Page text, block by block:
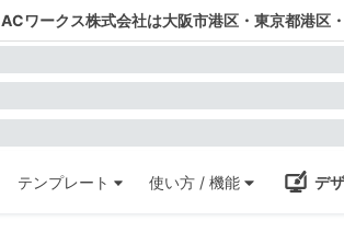
ACワークス株式会社は大阪市港区・東京都港区
テンプレート 使い方 / 機能 デ